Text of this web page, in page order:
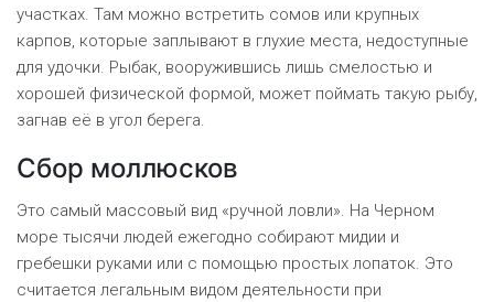
участках. Там можно встретить сомов или крупных
карпов, которые заплывают в глухие места, недоступные
для удочки. Рыбак, вооружившись лишь смелостью и
хорошей физической формой, может поймать такую рыбу,
загнав её в угол берега.
Сбор моллюсков
Это самый массовый вид «ручной ловли». На Черном
море тысячи людей ежегодно собирают мидии и
гребешки руками или с помощью простых лопаток. Это
считается легальным видом деятельности при